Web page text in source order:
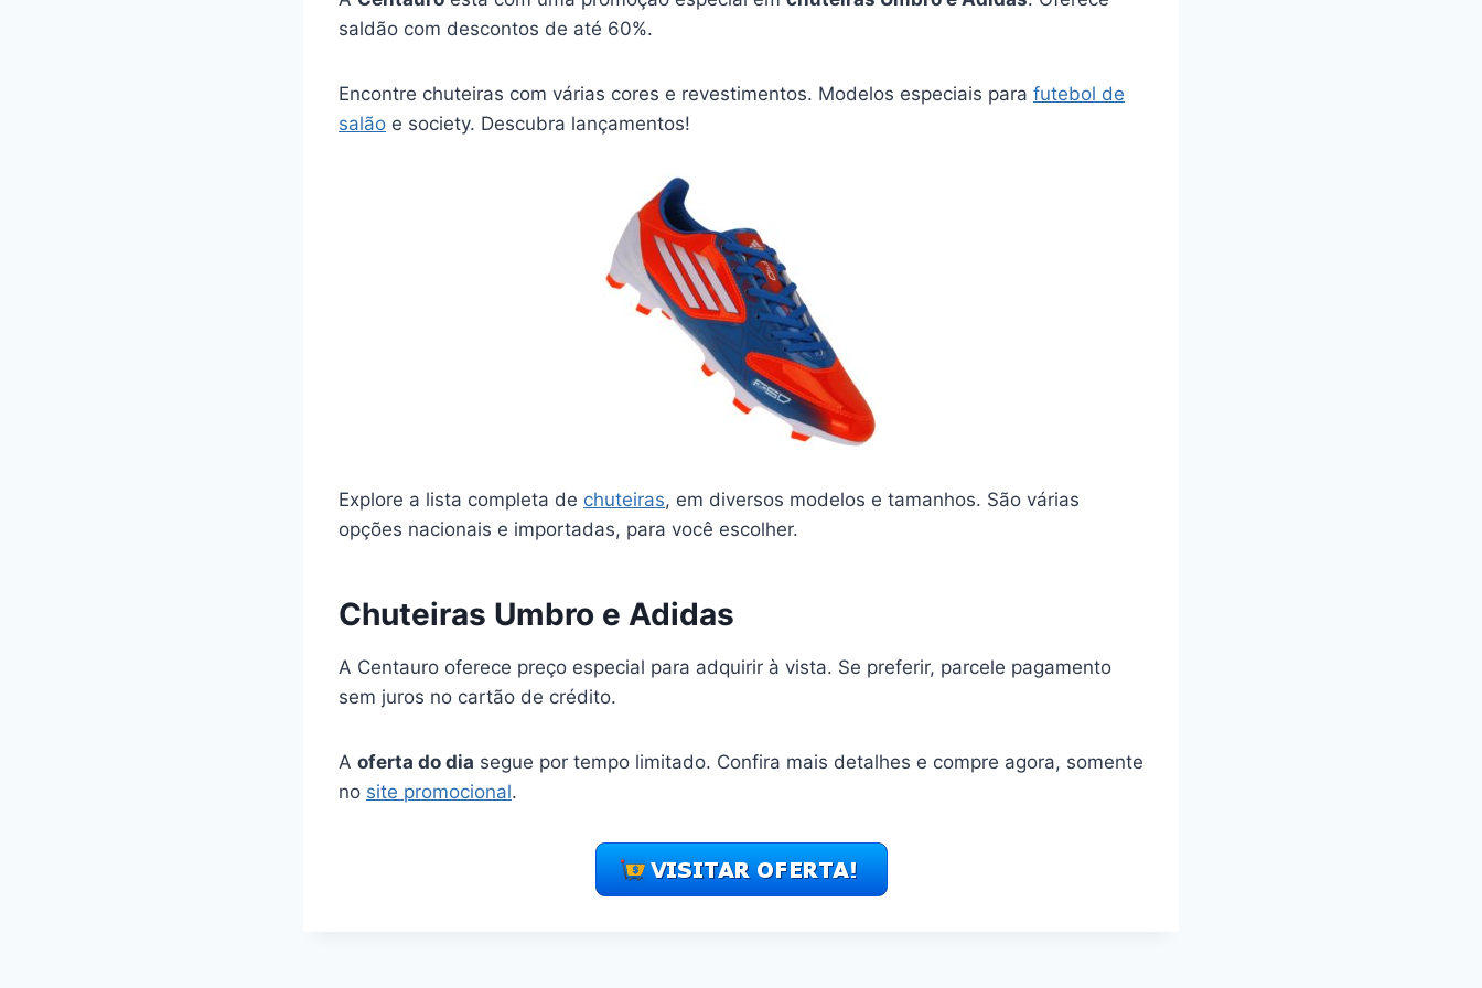
saldão com descontos de até 60%.
Encontre chuteiras com várias cores e revestimentos. Modelos especiais para futebol de
salão e society. Descubra lançamentos!
Explore a lista completa de chuteiras, em diversos modelos e tamanhos. São várias
opções nacionais e importadas, para você escolher.
Chuteiras Umbro e Adidas
A Centauro oferece preço especial para adquirir à vista. Se preferir, parcele pagamento
sem juros no cartão de crédito.
A oferta do dia segue por tempo limitado. Confira mais detalhes e compre agora, somente
no site promocional.